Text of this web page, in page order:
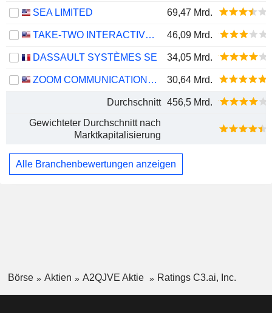
SEA LIMITED 69,47 Mrd.
TAKE-TWO INTERACTIVE SOFTWARE, INC. 46,09 Mrd.
DASSAULT SYSTÈMES SE 34,05 Mrd.
ZOOM COMMUNICATIONS, INC. 30,64 Mrd.
Durchschnitt 456,5 Mrd.
Gewichteter Durchschnitt nach
Marktkapitalisierung
Alle Branchenbewertungen anzeigen
Börse Aktien A2QJVE Aktie Ratings C3.ai, Inc.